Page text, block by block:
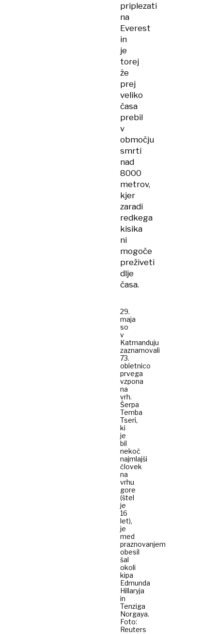
priplezati
na
Everest
in
je
torej
že
prej
veliko
časa
prebil
v
območju
smrti
nad
8000
metrov,
kjer
zaradi
redkega
kisika
ni
mogoče
preživeti
dlje
časa.
29.
maja
so
v
Katmanduju
zaznamovali
73.
obletnico
prvega
vzpona
na
vrh.
Šerpa​
Temba
Tseri,
ki
je
bil
nekoč
najmlajši
človek
na
vrhu
gore
(štel
je
16
let),
je
med
praznovanjem
obesil
šal
okoli
kipa
Edmunda
Hillaryja
in
Tenziga
Norgaya.
Foto:
Reuters